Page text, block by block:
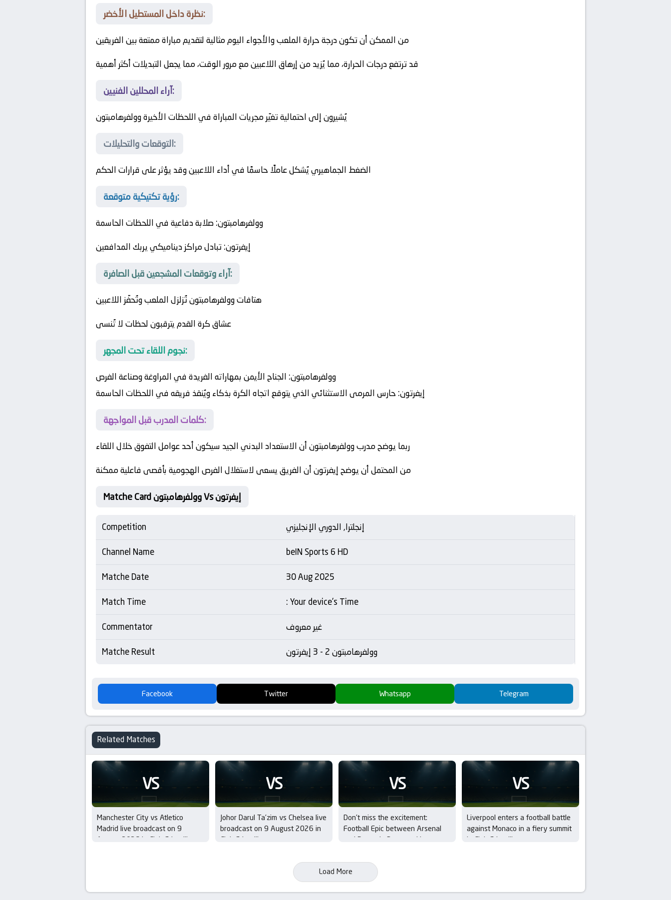
نظرة داخل المستطيل الأخضر:
من الممكن أن تكون درجة حرارة الملعب والأجواء اليوم مثالية لتقديم مباراة ممتعة بين الفريقين
قد ترتفع درجات الحرارة، مما يُزيد من إرهاق اللاعبين مع مرور الوقت، مما يجعل التبديلات أكثر أهمية
آراء المحللين الفنيين:
يُشيرون إلى احتمالية تغيّر مجريات المباراة في اللحظات الأخيرةوولفرهامبتون
التوقعات والتحليلات:
الضغط الجماهيري يُشكل عاملًا حاسمًا في أداء اللاعبين وقد يؤثر على قرارات الحكم
رؤية تكتيكية متوقعة:
وولفرهامبتون: صلابة دفاعية في اللحظات الحاسمة
إيفرتون: تبادل مراكز ديناميكي يربك المدافعين
آراء وتوقعات المشجعين قبل الصافرة:
هتافات وولفرهامبتون تُزلزل الملعب وتُحفّز اللاعبين
عشاق كرة القدم يترقبون لحظات لا تُنسى
نجوم اللقاء تحت المجهر:
وولفرهامبتون: الجناح الأيمن بمهاراته الفريدة في المراوغة وصناعة الفرص
إيفرتون: حارس المرمى الاستثنائي الذي يتوقع اتجاه الكرة بذكاء ويُنقذ فريقه في اللحظات الحاسمة
كلمات المدرب قبل المواجهة:
ربما يوضح مدرب وولفرهامبتون أن الاستعداد البدني الجيد سيكون أحد عوامل التفوق خلال اللقاء
من المحتمل أن يوضح إيفرتون أن الفريق يسعى لاستغلال الفرص الهجومية بأقصى فاعلية ممكنة
Matche Card وولفرهامبتون Vs إيفرتون
Competition
إنجلترا, الدوري الإنجليزي
Channel Name
beIN Sports 6 HD
Matche Date
30 Aug 2025
Match Time
: Your device's Time
Commentator
غير معروف
Matche Result
وولفرهامبتون 2 - 3 إيفرتون
Facebook Twitter Whatsapp Telegram
Related Matches
VS
Manchester City vs Atletico
Madrid live broadcast on 9
August 2026 in Club Friendlies
VS
Johor Darul Ta’zim vs Chelsea live
broadcast on 9 August 2026 in
Club Friendlies
VS
Don’t miss the excitement:
Football Epic between Arsenal
and Borussia Dortmund in
VS
Liverpool enters a football battle
against Monaco in a fiery summit
in Club Friendlies
Load More